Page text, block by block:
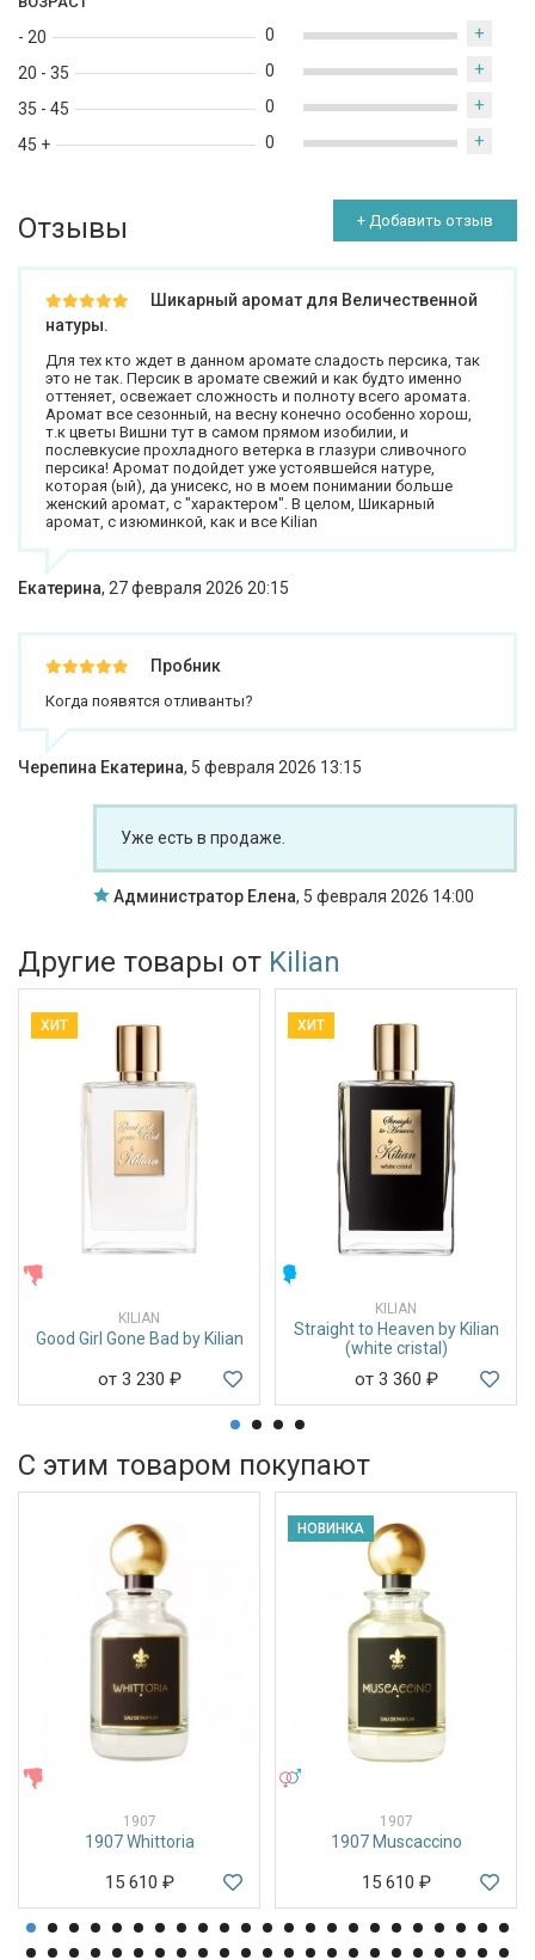
- 20
20 - 35
35 - 45
45 +
0 +
0 +
0 +
0 +
Отзывы + Добавить отзыв
Шикарный аромат для Величественной
натуры.
Для тех кто ждет в данном аромате сладость персика, так
это не так. Персик в аромате свежий и как будто именно
оттеняет, освежает сложность и полноту всего аромата.
Аромат все сезонный, на весну конечно особенно хорош,
т.к цветы Вишни тут в самом прямом изобилии, и
послевкусие прохладного ветерка в глазури сливочного
персика! Аромат подойдет уже устоявшейся натуре,
которая (ый), да унисекс, но в моем понимании больше
женский аромат, с "характером". В целом, Шикарный
аромат, с изюминкой, как и все Kilian
Екатерина, 27 февраля 2026 20:15
Пробник
Когда появятся отливанты?
Черепина Екатерина, 5 февраля 2026 13:15
Уже есть в продаже.
Администратор Елена, 5 февраля 2026 14:00
Другие товары от Kilian
ХИТ
KILIAN
Good Girl Gone Bad by Kilian
от 3 230 ₽
ХИТ
KILIAN
Straight to Heaven by Kilian
(white cristal)
от 3 360 ₽
С этим товаром покупают
1907
1907 Whittoria
15 610 ₽
НОВИНКА
1907
1907 Muscaccino
15 610 ₽